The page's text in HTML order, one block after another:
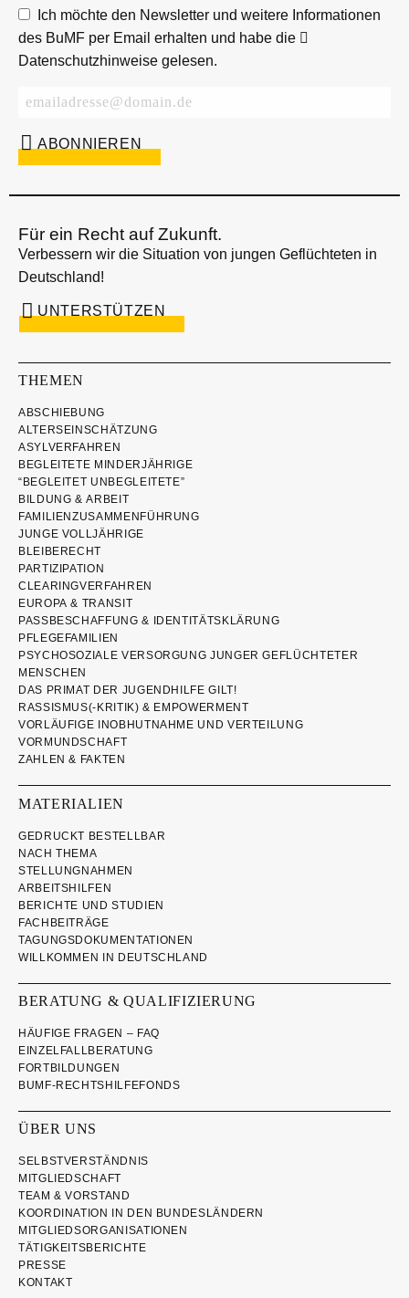
Verbesserung der Gesetzeslage ein, damit junge
Menschen ohne Angst in Deutschland leben
können.
Ich möchte den Newsletter und weitere Informationen
des BuMF per Email erhalten und habe die
Datenschutzhinweise gelesen.
Für ein Recht auf Zukunft.
Verbessern wir die Situation von jungen Geflüchteten in
Deutschland!
UNTERSTÜTZEN
THEMEN
ABSCHIEBUNG
ALTERSEINSCHÄTZUNG
ASYLVERFAHREN
BEGLEITETE MINDERJÄHRIGE
“BEGLEITET UNBEGLEITETE”
BILDUNG & ARBEIT
FAMILIENZUSAMMENFÜHRUNG
JUNGE VOLLJÄHRIGE
BLEIBERECHT
PARTIZIPATION
CLEARINGVERFAHREN
EUROPA & TRANSIT
PASSBESCHAFFUNG & IDENTITÄTSKLÄRUNG
PFLEGEFAMILIEN
PSYCHOSOZIALE VERSORGUNG JUNGER GEFLÜCHTETER
MENSCHEN
DAS PRIMAT DER JUGENDHILFE GILT!
RASSISMUS(-KRITIK) & EMPOWERMENT
VORLÄUFIGE INOBHUTNAHME UND VERTEILUNG
VORMUNDSCHAFT
ZAHLEN & FAKTEN
MATERIALIEN
GEDRUCKT BESTELLBAR
NACH THEMA
STELLUNGNAHMEN
ARBEITSHILFEN
BERICHTE UND STUDIEN
FACHBEITRÄGE
TAGUNGSDOKUMENTATIONEN
WILLKOMMEN IN DEUTSCHLAND
BERATUNG & QUALIFIZIERUNG
HÄUFIGE FRAGEN – FAQ
EINZELFALLBERATUNG
FORTBILDUNGEN
BUMF-RECHTSHILFEFONDS
ÜBER UNS
SELBSTVERSTÄNDNIS
MITGLIEDSCHAFT
TEAM & VORSTAND
KOORDINATION IN DEN BUNDESLÄNDERN
MITGLIEDSORGANISATIONEN
TÄTIGKEITSBERICHTE
PRESSE
KONTAKT